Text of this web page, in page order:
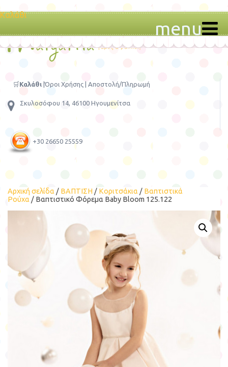
🛒Καλάθι |Όροι Χρήσης Αποστολή/Πληρωμή
Σκυλοσόφου 14, 46100 Ηγουμενίτσα
+30 26650 25559
Καλάθι
menu
Αρχική σελίδα / ΒΑΠΤΙΣΗ / Κοριτσάκια / Βαπτιστικά
Ρούχα / Βαπτιστικό Φόρεμα Baby Bloom 125.122